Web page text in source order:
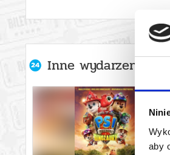
aby
Inne wydarzenia